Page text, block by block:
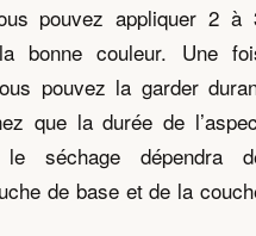
pouvez appliquer 2 à
bonne couleur. Une
pouvez la garder
que la durée de
séchage dépendra
de base et de la